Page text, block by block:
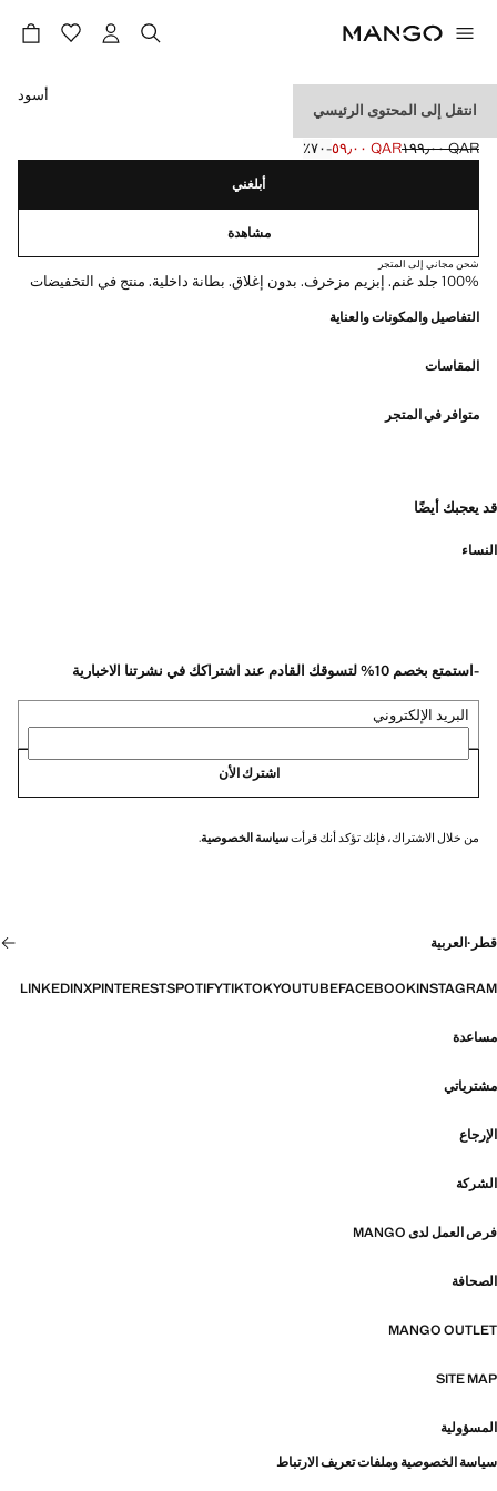
انتقل إلى المحتوى الرئيسي
قفازات جلدية مع إبزيم
السعر الأول محذوف [QAR ١٩٩٫٠٠ ]
QAR ١٩٩٫٠٠
السعر الحالي [QAR ٥٩٫٠٠ ]QAR ٥٩٫٠٠ ؜-٧٠٪؜
حدد اللون
أسود
أبلغني
مشاهدة
شحن مجاني إلى المتجر
100% جلد غنم. إبزيم مزخرف. بدون إغلاق. بطانة داخلية. منتج في التخفيضات
التفاصيل والمكونات والعناية
المقاسات
متوافر في المتجر
قد يعجبك أيضًا
النساء
-استمتع بخصم 10% لتسوقك القادم عند اشتراكك في نشرتنا الاخبارية
البريد الإلكتروني
اشترك الأن
من خلال الاشتراك، فإنك تؤكد أنك قرأتسياسة الخصوصية.
قطر ·العربية
INSTAGRAM
FACEBOOK
YOUTUBE
TIKTOK
SPOTIFY
PINTEREST
X
LINKEDIN
مساعدة
مشترياتي
الإرجاع
الشركة
فرص العمل لدى MANGO
الصحافة
MANGO OUTLET
SITE MAP
المسؤولية
سياسة الخصوصية وملفات تعريف الارتباط